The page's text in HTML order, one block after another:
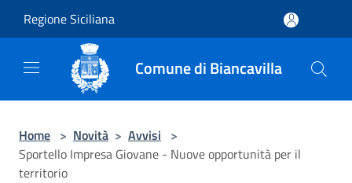
Regione Siciliana
Comune di Biancavilla
Home > Novità > Avvisi >
Sportello Impresa Giovane - Nuove opportunità per il
territorio